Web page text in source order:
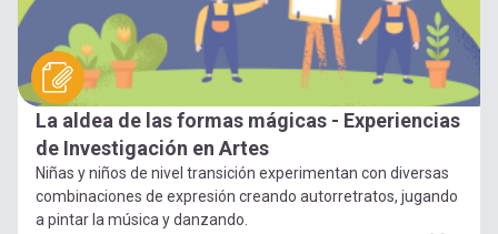
La aldea de las formas mágicas - Experiencias
de Investigación en Artes
Niñas y niños de nivel transición experimentan con diversas
combinaciones de expresión creando autorretratos, jugando
a pintar la música y danzando.